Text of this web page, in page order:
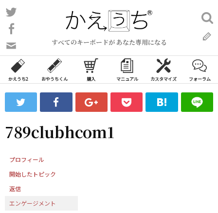
コ
ン
ン
ツ
ス
ッ
プ
すべてのキーボードが あなた専用になる
い
合
わ
フ
ォ
ム
検
索:
かえうち2 おやうちくん 購入 マニュアル カスタマイズ フォーラム
789clubhcom1
プロフィール
開始したトピック
返信
エンゲージメント